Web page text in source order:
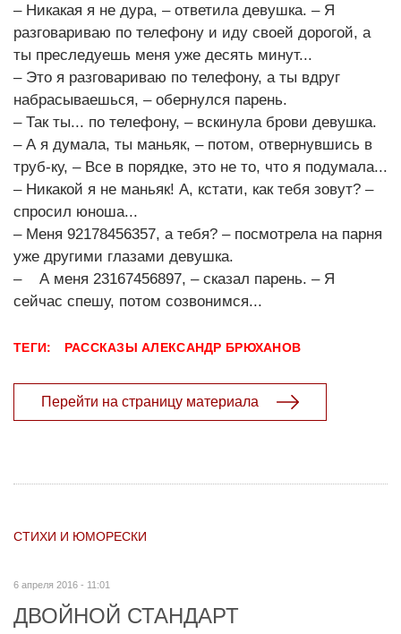
– Никакая я не дура, – ответила девушка. – Я
разговариваю по телефону и иду своей дорогой, а
ты преследуешь меня уже десять минут...
– Это я разговариваю по телефону, а ты вдруг
набрасываешься, – обернулся парень.
– Так ты... по телефону, – вскинула брови девушка.
– А я думала, ты маньяк, – потом, отвернувшись в
труб-ку, – Все в порядке, это не то, что я подумала...
– Никакой я не маньяк! А, кстати, как тебя зовут? –
спросил юноша...
– Меня 92178456357, а тебя? – посмотрела на парня
уже другими глазами девушка.
– А меня 23167456897, – сказал парень. – Я
сейчас спешу, потом созвонимся...
ТЕГИ: РАССКАЗЫ АЛЕКСАНДР БРЮХАНОВ
Перейти на страницу материала
СТИХИ И ЮМОРЕСКИ
6 апреля 2016 - 11:01
ДВОЙНОЙ СТАНДАРТ